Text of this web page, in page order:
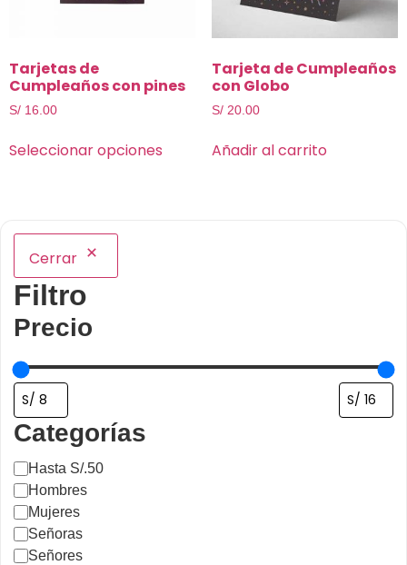
Tarjetas de
Cumpleaños con pines
S/ 16.00
Seleccionar opciones
Tarjeta de Cumpleaños
con Globo
S/20.00
Añadir al carrito
Cerrar
Filtro
Precio
Categorías
Hasta S/.50
Hombres
Mujeres
Señoras
Señores